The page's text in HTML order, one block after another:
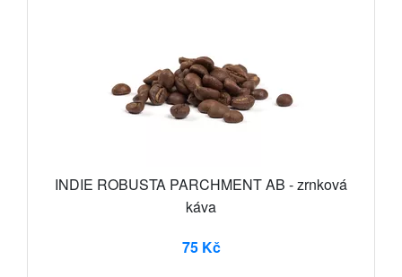
INDIE ROBUSTA PARCHMENT AB - zrnková
káva
75 Kč